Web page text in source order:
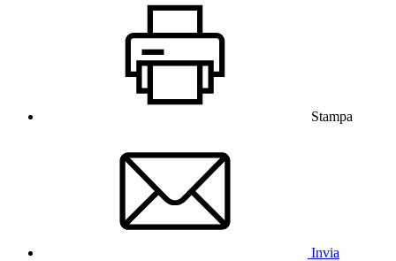
Stampa
Invia